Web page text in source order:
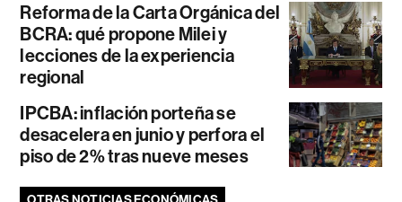
Reforma de la Carta Orgánica del
BCRA: qué propone Milei y
lecciones de la experiencia
regional
IPCBA: inflación porteña se
desacelera en junio y perfora el
piso de 2% tras nueve meses